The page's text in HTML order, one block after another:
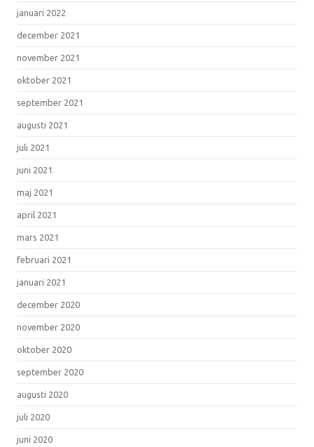
januari 2022
december 2021
november 2021
oktober 2021
september 2021
augusti 2021
juli 2021
juni 2021
maj 2021
april 2021
mars 2021
februari 2021
januari 2021
december 2020
november 2020
oktober 2020
september 2020
augusti 2020
juli 2020
juni 2020